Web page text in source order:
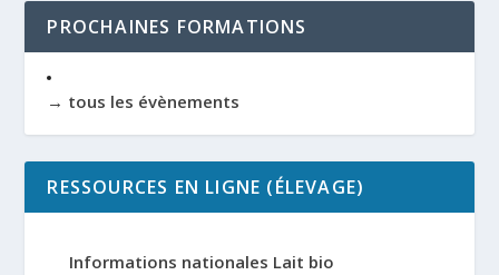
PROCHAINES FORMATIONS
→ tous les évènements
RESSOURCES EN LIGNE (ÉLEVAGE)
Informations nationales Lait bio